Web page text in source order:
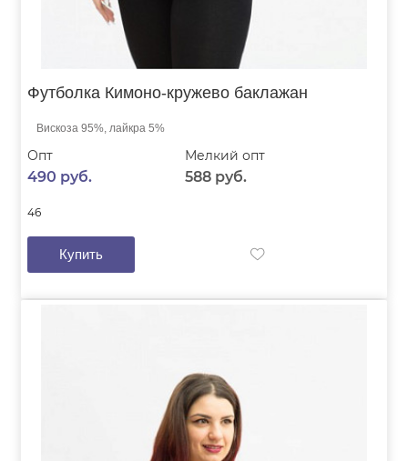
Футболка Кимоно-кружево баклажан
Вискоза 95%, лайкра 5%
Опт Мелкий опт
490 руб. 588 руб.
46
Купить